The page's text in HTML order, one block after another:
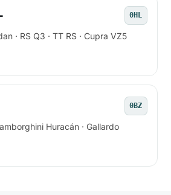
0HL
· RS Q3 · TT RS · Cupra VZ5
0BZ
Huracán · Gallardo